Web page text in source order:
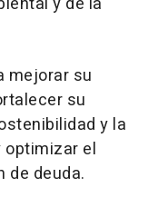
mejorar su
su
y la
optimizar el
de deuda.